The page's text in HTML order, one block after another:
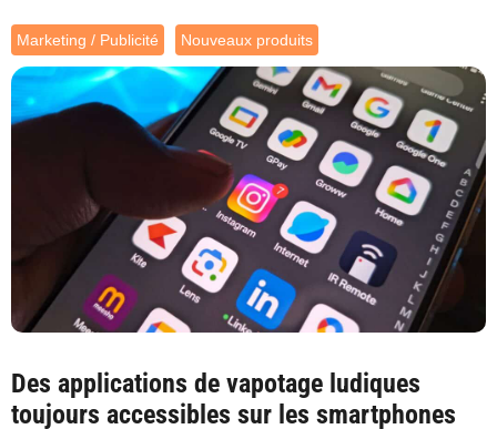
Marketing / Publicité Nouveaux produits
Des applications de vapotage ludiques
toujours accessibles sur les smartphones